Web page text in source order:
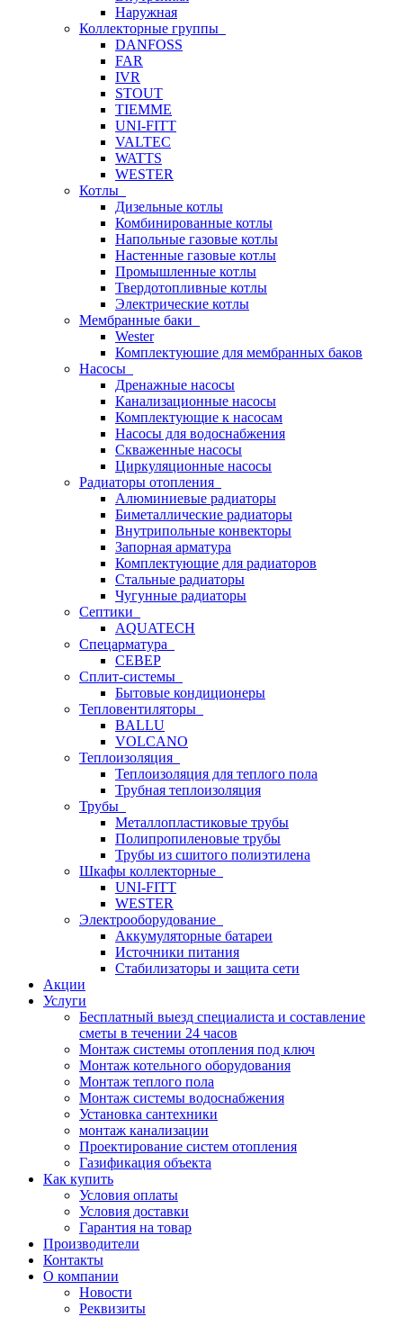
Наружная
Коллекторные группы
DANFOSS
FAR
IVR
STOUT
TIEMME
UNI-FITT
VALTEC
WATTS
WESTER
Котлы
Дизельные котлы
Комбинированные котлы
Напольные газовые котлы
Настенные газовые котлы
Промышленные котлы
Твердотопливные котлы
Электрические котлы
Мембранные баки
Wester
Комплектуюшие для мембранных баков
Насосы
Дренажные насосы
Канализационные насосы
Комплектующие к насосам
Насосы для водоснабжения
Скваженные насосы
Циркуляционные насосы
Радиаторы отопления
Алюминиевые радиаторы
Биметаллические радиаторы
Внутрипольные конвекторы
Запорная арматура
Комплектующие для радиаторов
Стальные радиаторы
Чугунные радиаторы
Септики
AQUATECH
Спецарматура
СЕВЕР
Сплит-системы
Бытовые кондиционеры
Тепловентиляторы
BALLU
VOLCANO
Теплоизоляция
Теплоизоляция для теплого пола
Трубная теплоизоляция
Трубы
Металлопластиковые трубы
Полипропиленовые трубы
Трубы из сшитого полиэтилена
Шкафы коллекторные
UNI-FITT
WESTER
Электрооборудование
Аккумуляторные батареи
Источники питания
Стабилизаторы и защита сети
Акции
Услуги
Бесплатный выезд специалиста и составление
сметы в течении 24 часов
Монтаж системы отопления под ключ
Монтаж котельного оборудования
Монтаж теплого пола
Монтаж системы водоснабжения
Установка сантехники
монтаж канализации
Проектирование систем отопления
Газификация объекта
Как купить
Условия оплаты
Условия доставки
Гарантия на товар
Производители
Контакты
О компании
Новости
Реквизиты